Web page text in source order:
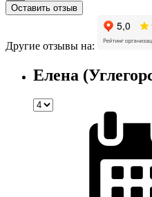
Оставить отзыв
Другие отзывы на:
Елена